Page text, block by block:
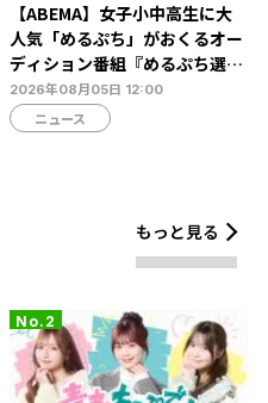
【ABEMA】女子小中高生に大
人気「めるぷち」がおくるオー
ディション番組『めるぷち選抜
決定戦2026』の生配信が決定
2026年08月05日 12:00
ニュース
もっと見る